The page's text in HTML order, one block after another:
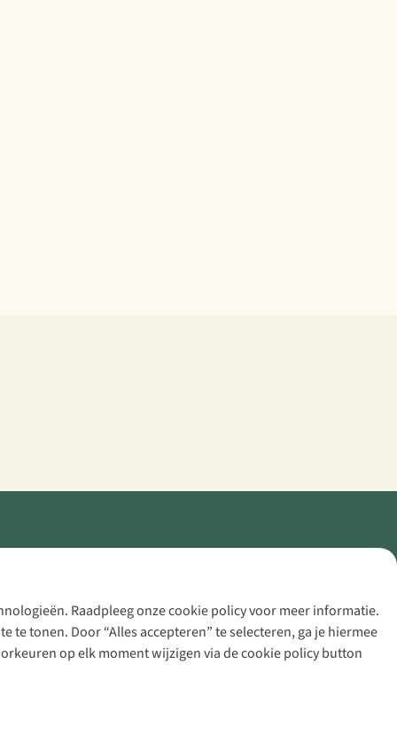
Raadpleeg onze cookie policy voor meer informatie.
tonen. Door “Alles accepteren” te selecteren, ga je hiermee
op elk moment wijzigen via de cookie policy button